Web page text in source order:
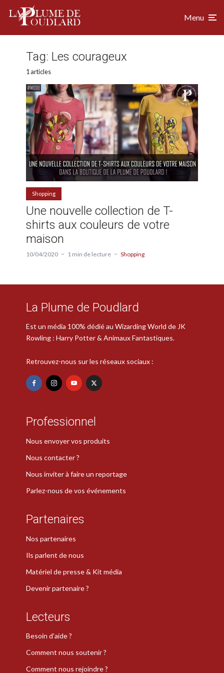
Menu
Tag: Les courageux
1 articles
Shopping
Une nouvelle collection de T-
shirts aux couleurs de votre
maison
10/04/2020 1 min de lecture Shopping
La Plume de Poudlard
Est un média 100% dédié au Wizarding World de JK
Rowling : Harry Potter & Animaux Fantastiques.
Retrouvez-nous sur les réseaux sociaux :
Professionnel
Nous envoyer vos produits
Nous contacter ?
Nous inviter à faire un reportage
Parlez-nous de vos événements
Partenaires
Nos partenaires
Ils parlent de nous
Matériel de presse & Kit média
Devenir partenaire ?
Lecteurs
Besoin d’aide ?
Comment nous soutenir ?
Comment nous rejoindre ?